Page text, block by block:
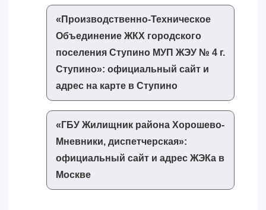
«‎Производственно-Техническое
Объединение ЖКХ городского
поселения Ступино МУП ЖЭУ № 4 г.
Ступино»‎: официальный сайт и
адрес на карте в Ступино
«‎ГБУ Жилищник района Хорошево-
Мневники, диспетчерская»‎:
официальный сайт и адрес ЖЭКа в
Москве